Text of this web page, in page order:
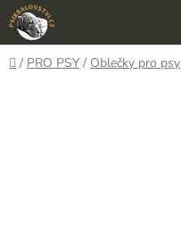
Přejít
na
obsah
Domů
/ PRO PSY / Oblečky pro psy